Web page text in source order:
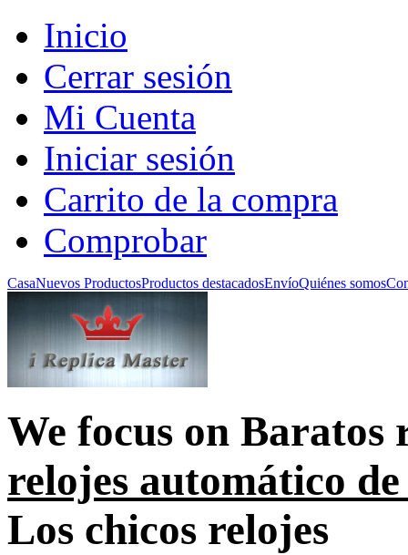
Inicio
Cerrar sesión
Mi Cuenta
Iniciar sesión
Carrito de la compra
Comprobar
CasaNuevos ProductosProductos destacadosEnvíoQuiénes somos
We focus on Baratos
relojes automático de
Los chicos relojes